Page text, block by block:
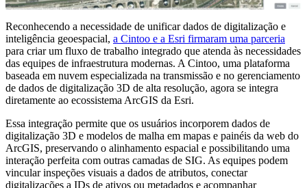
Reconhecendo a necessidade de unificar dados de digitalização e
inteligência geoespacial, a Cintoo e a Esri firmaram uma parceria
para criar um fluxo de trabalho integrado que atenda às necessidades
das equipes de infraestrutura modernas. A Cintoo, uma plataforma
baseada em nuvem especializada na transmissão e no gerenciamento
de dados de digitalização 3D de alta resolução, agora se integra
diretamente ao ecossistema ArcGIS da Esri.
Essa integração permite que os usuários incorporem dados de
digitalização 3D e modelos de malha em mapas e painéis da web do
ArcGIS, preservando o alinhamento espacial e possibilitando uma
interação perfeita com outras camadas de SIG. As equipes podem
vincular inspeções visuais a dados de atributos, conectar
digitalizações a IDs de ativos ou metadados e acompanhar